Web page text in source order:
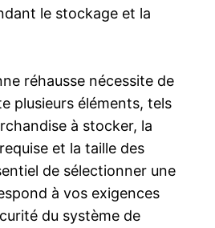
le stockage et la
réhausse nécessite de
plusieurs éléments, tels
à stocker, la
et la taille des
de sélectionner une
à vos exigences
du système de